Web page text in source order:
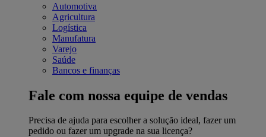
Automotiva
Agricultura
Logística
Manufatura
Varejo
Saúde
Bancos e finanças
Fale com nossa equipe de vendas
Precisa de ajuda para escolher a solução ideal, fazer um
pedido ou fazer um upgrade na sua licença?